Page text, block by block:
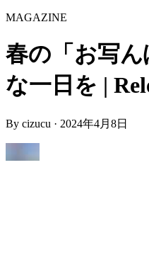
MAGAZINE
春の「お写
な一日を |
By cizucu · 2024年4月8日